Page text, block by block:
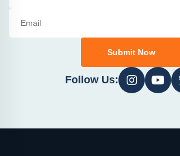
Submit Now
Follow Us: